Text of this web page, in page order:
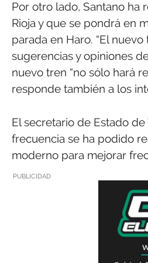
Por otro lado, Santano ha
Rioja y que se pondrá en
parada en Haro. “El
sugerencias y opiniones
nuevo tren “no sólo hará
responde también a los
El secretario de Estado
frecuencia se ha podido
moderno para mejorar
PUBLICIDAD